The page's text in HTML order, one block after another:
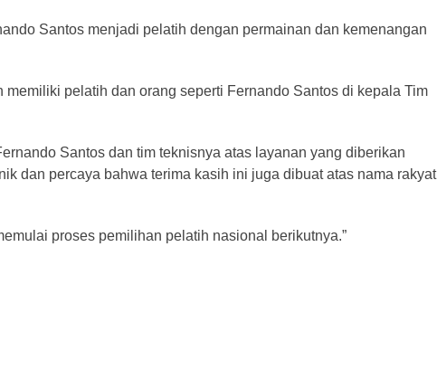
Santos menjadi pelatih dengan permainan dan kemenangan
memiliki pelatih dan orang seperti Fernando Santos di kepala Tim
Santos dan tim teknisnya atas layanan yang diberikan
dan percaya bahwa terima kasih ini juga dibuat atas nama rakyat
proses pemilihan pelatih nasional berikutnya.”